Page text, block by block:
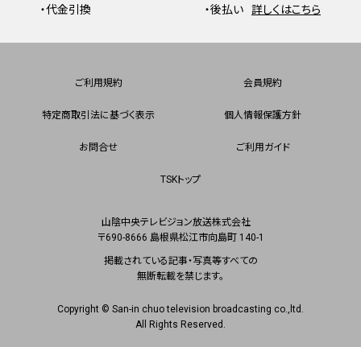
・代金引換 ・後払い 詳しくはこちら
ご利用規約 会員規約
特定商取引法に基づく表示 個人情報保護方針
お問合せ ご利用ガイド
TSKトップ
山陰中央テレビジョン放送株式会社
〒690-8666 島根県松江市向島町 140-1
掲載されている記事・写真等すべての
無断転載を禁じます。
Copyright © San-in chuo television broadcasting co.,ltd.
All Rights Reserved.